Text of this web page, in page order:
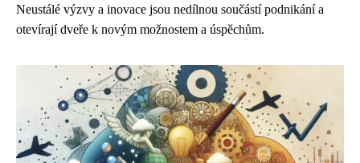
Neustálé výzvy a inovace jsou nedílnou součástí podnikání a
otevírají dveře k novým možnostem a úspěchům.